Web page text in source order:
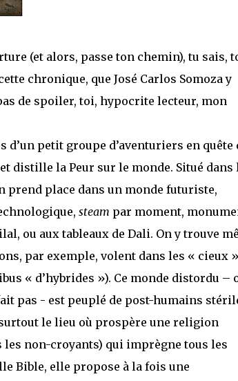
(et alors, passe ton chemin), tu sais,
chronique, que José Carlos Somoza y
de spoiler, toi, hypocrite lecteur, mon
d’un petit groupe d’aventuriers en quête
distille la Peur sur le monde. Situé dans
prend place dans un monde futuriste,
steam par moment,
ou aux tableaux de Dali. On y trouve
par exemple, volent dans les « cieux
« d’hybrides »). Ce monde distordu –
pas - est peuplé de post-humains
le lieu où prospère une religion
non-croyants) qui imprègne tous les
Bible, elle propose à la fois une